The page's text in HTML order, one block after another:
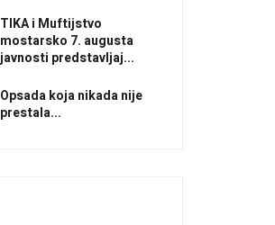
TIKA i Muftijstvo
mostarsko 7. augusta
javnosti predstavljaj...
Opsada koja nikada nije
prestala...